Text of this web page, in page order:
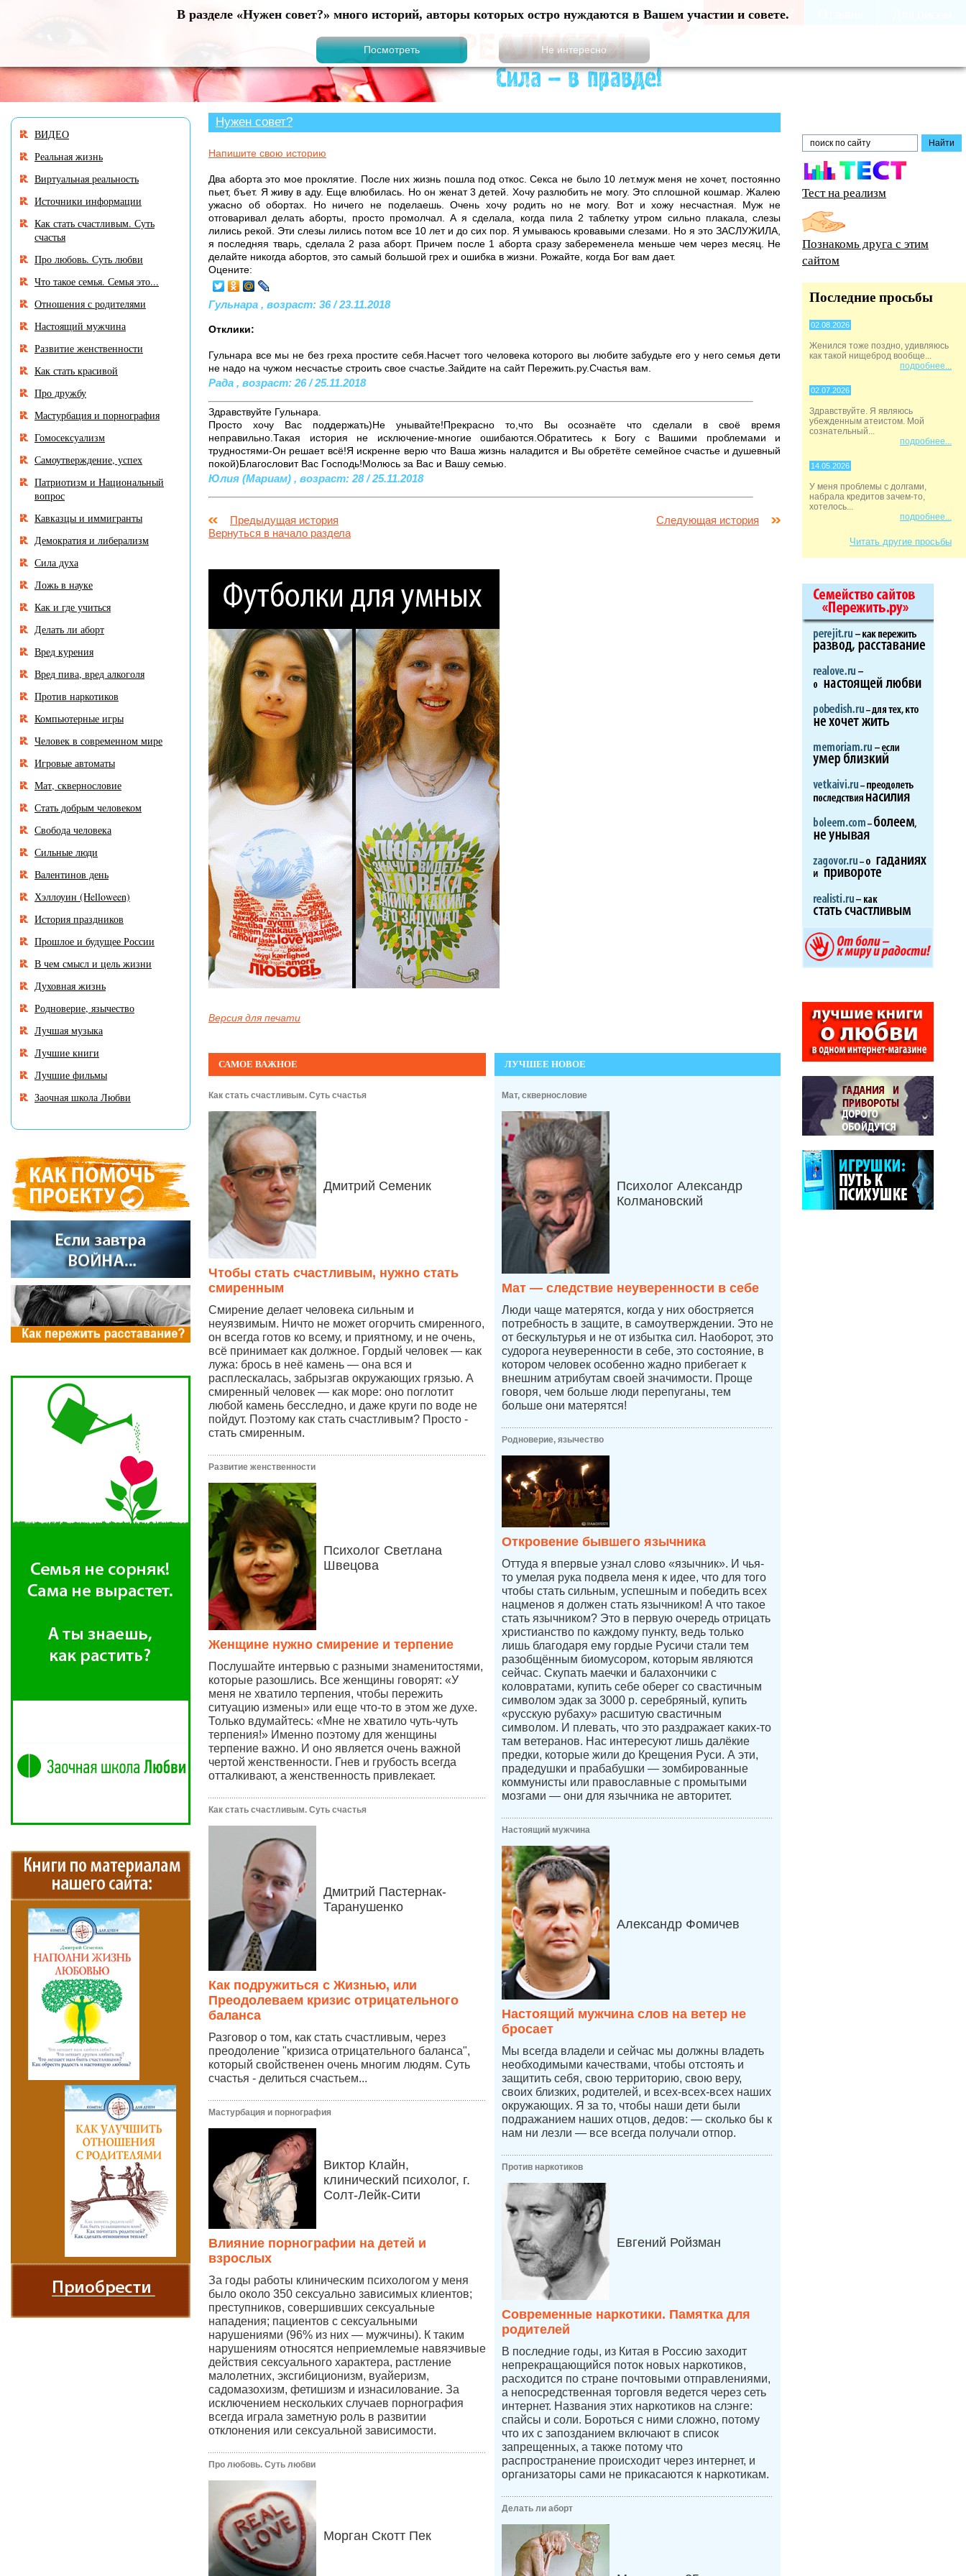
В разделе «Нужен совет?» много историй, авторы которых остро нуждаются в Вашем участии и совете.
Нужен совет?
Напишите свою историю
Два аборта это мое проклятие. После них жизнь пошла под откос. Секса не было 10 лет.муж меня не хочет, постоянно
пьет, бъет. Я живу в аду. Еще влюбилась. Но он женат 3 детей. Хочу разлюбить не могу. Это сплошной кошмар. Жалею
ужасно об обортах. Но ничего не поделаешь. Очень хочу родить но не могу. Вот и хожу несчастная. Муж не
отговаривал делать аборты, просто промолчал. А я сделала, когда пила 2 таблетку утром сильно плакала, слезы
лились рекой. Эти слезы лились потом все 10 лет и до сих пор. Я умываюсь кровавыми слезами. Но я это ЗАСЛУЖИЛА,
я последняя тварь, сделала 2 раза аборт. Причем после 1 аборта сразу забеременела меньше чем через месяц. Не
делайте никогда абортов, это самый большой грех и ошибка в жизни. Рожайте, когда Бог вам дает.
Оцените:
Гульнара , возраст: 36 / 23.11.2018
Отклики:
Гульнара все мы не без греха простите себя.Насчет того человека которого вы любите забудьте его у него семья дети
не надо на чужом несчастье строить свое счастье.Зайдите на сайт Пережить.ру.Счастья вам.
Рада , возраст: 26 / 25.11.2018
Здравствуйте Гульнара.
Просто хочу Вас поддержать)Не унывайте!Прекрасно то,что Вы осознаёте что сделали в своё время
неправильно.Такая история не исключение-многие ошибаются.Обратитесь к Богу с Вашими проблемами и
трудностями-Он решает всё!Я искренне верю что Ваша жизнь наладится и Вы обретёте семейное счастье и душевный
покой)Благословит Вас Господь!Молюсь за Вас и Вашу семью.
Юлия (Мариам) , возраст: 28 / 25.11.2018
Предыдущая история
Следующая история
Вернуться в начало раздела
Версия для печати
САМОЕ ВАЖНОЕ
Как стать счастливым. Суть счастья
Дмитрий Семеник
Чтобы стать счастливым, нужно стать
смиренным
Смирение делает человека сильным и
неуязвимым. Ничто не может огорчить смиренного,
он всегда готов ко всему, и приятному, и не очень,
всё принимает как должное. Гордый человек — как
лужа: брось в неё камень — она вся и
расплескалась, забрызгав окружающих грязью. А
смиренный человек — как море: оно поглотит
любой камень бесследно, и даже круги по воде не
пойдут. Поэтому как стать счастливым? Просто -
стать смиренным.
Развитие женственности
Психолог Светлана
Швецова
Женщине нужно смирение и терпение
Послушайте интервью с разными знаменитостями,
которые разошлись. Все женщины говорят: «У
меня не хватило терпения, чтобы пережить
ситуацию измены» или еще что-то в этом же духе.
Только вдумайтесь: «Мне не хватило чуть-чуть
терпения!» Именно поэтому для женщины
терпение важно. И оно является очень важной
чертой женственности. Гнев и грубость всегда
отталкивают, а женственность привлекает.
Как стать счастливым. Суть счастья
Дмитрий Пастернак-
Таранушенко
Как подружиться с Жизнью, или
Преодолеваем кризис отрицательного
баланса
Разговор о том, как стать счастливым, через
преодоление "кризиса отрицательного баланса",
который свойственен очень многим людям. Суть
счастья - делиться счастьем...
Мастурбация и порнография
Виктор Клайн,
клинический психолог, г.
Солт-Лейк-Сити
Влияние порнографии на детей и
взрослых
За годы работы клиническим психологом у меня
было около 350 сексуально зависимых клиентов;
преступников, совершивших сексуальные
нападения; пациентов с сексуальными
нарушениями (96% из них — мужчины). К таким
нарушениям относятся неприемлемые навязчивые
действия сексуального характера, растление
малолетних, эксгибиционизм, вуайеризм,
садомазохизм, фетишизм и изнасилование. За
исключением нескольких случаев порнография
всегда играла заметную роль в развитии
отклонения или сексуальной зависимости.
Про любовь. Суть любви
Морган Скотт Пек
ЛУЧШЕЕ НОВОЕ
Мат, сквернословие
Психолог Александр
Колмановский
Мат — следствие неуверенности в себе
Люди чаще матерятся, когда у них обостряется
потребность в защите, в самоутверждении. Это не
от бескультурья и не от избытка сил. Наоборот, это
судорога неуверенности в себе, это состояние, в
котором человек особенно жадно прибегает к
внешним атрибутам своей значимости. Проще
говоря, чем больше люди перепуганы, тем
больше они матерятся!
Родноверие, язычество
Откровение бывшего язычника
Оттуда я впервые узнал слово «язычник». И чья-
то умелая рука подвела меня к идее, что для того
чтобы стать сильным, успешным и победить всех
нацменов я должен стать язычником! А что такое
стать язычником? Это в первую очередь отрицать
христианство по каждому пункту, ведь только
лишь благодаря ему гордые Русичи стали тем
разобщённым биомусором, которым являются
сейчас. Скупать маечки и балахончики с
коловратами, купить себе оберег со свастичным
символом эдак за 3000 р. серебряный, купить
«русскую рубаху» расшитую свастичным
символом. И плевать, что это раздражает каких-то
там ветеранов. Нас интересуют лишь далёкие
предки, которые жили до Крещения Руси. А эти,
прадедушки и прабабушки — зомбированные
коммунисты или православные с промытыми
мозгами — они для язычника не авторитет.
Настоящий мужчина
Александр Фомичев
Настоящий мужчина слов на ветер не
бросает
Мы всегда владели и сейчас мы должны владеть
необходимыми качествами, чтобы отстоять и
защитить себя, свою территорию, свою веру,
своих близких, родителей, и всех-всех-всех наших
окружающих. Я за то, чтобы наши дети были
подражанием наших отцов, дедов: — сколько бы к
нам ни лезли — все всегда получали отпор.
Против наркотиков
Евгений Ройзман
Современные наркотики. Памятка для
родителей
В последние годы, из Китая в Россию заходит
непрекращающийся поток новых наркотиков,
расходится по стране почтовыми отправлениями,
а непосредственная торговля ведется через сеть
интернет. Названия этих наркотиков на слэнге:
спайсы и соли. Бороться с ними сложно, потому
что их с запозданием включают в список
запрещенных, а также потому что
распространение происходит через интернет, и
организаторы сами не прикасаются к наркотикам.
Делать ли аборт
ВИДЕО
Реальная жизнь
Виртуальная реальность
Источники информации
Как стать счастливым. Суть
счастья
Про любовь. Суть любви
Что такое семья. Семья это...
Отношения с родителями
Настоящий мужчина
Развитие женственности
Как стать красивой
Про дружбу
Мастурбация и порнография
Гомосексуализм
Самоутверждение, успех
Патриотизм и Национальный
вопрос
Кавказцы и иммигранты
Демократия и либерализм
Сила духа
Ложь в науке
Как и где учиться
Делать ли аборт
Вред курения
Вред пива, вред алкоголя
Против наркотиков
Компьютерные игры
Человек в современном мире
Игровые автоматы
Мат, сквернословие
Стать добрым человеком
Свобода человека
Сильные люди
Валентинов день
Хэллоуин (Helloween)
История праздников
Прошлое и будущее России
В чем смысл и цель жизни
Духовная жизнь
Родноверие, язычество
Лучшая музыка
Лучшие книги
Лучшие фильмы
Заочная школа Любви
Тест на реализм
Познакомь друга с этим
сайтом
Последние просьбы
02.08.2026
Женился тоже поздно, удивляюсь
как такой нищеброд вообще...
подробнее...
02.07.2026
Здравствуйте. Я являюсь
убежденным атеистом. Мой
сознательный...
подробнее...
14.05.2026
У меня проблемы с долгами,
набрала кредитов зачем-то,
хотелось...
подробнее...
Читать другие просьбы